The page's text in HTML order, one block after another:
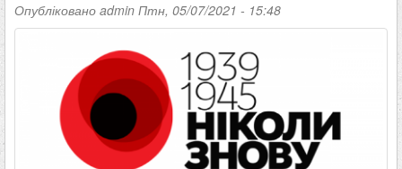
Опубліковано admin Птн, 05/07/2021 - 15:48